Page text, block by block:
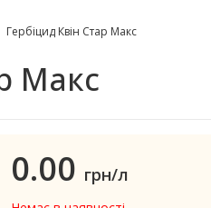
Гербіцид Квін Стар Макс
Макс
0.00 грн/л